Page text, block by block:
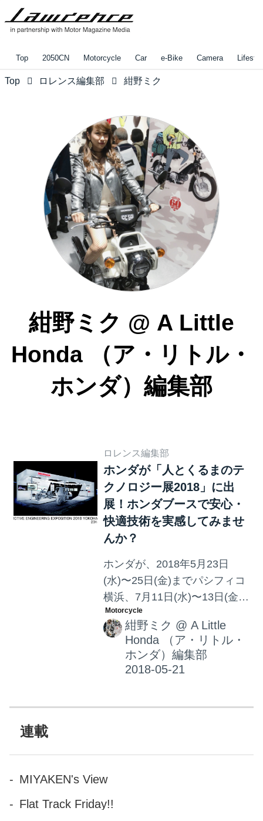
Top 2050CN Motorcycle Car e-Bike Camera
Top ロレンス編集部 紺野ミク
紺野ミク @ A Little
Honda （ア・リトル・
ホンダ）編集部
ロレンス編集部
ホンダが「人とくるまのテ
クノロジー展2018」に出
展！ホンダブースで安心・
快適技術を実感してみませ
んか？
ホンダが、2018年5月23日
(水)〜25日(金)までパシフィコ
横浜、7月11日(水)〜13日(金)
までポートメッセなごやで開
催される「人とくるまのテク
ノロジー展2018」に出展。
人々の「移動」と「暮らし」
実感してみませんか？
紺野ミク @ A Little
Honda （ア・リトル・
ホンダ）編集部
連載
MIYAKEN's View
Flat Track Friday!!